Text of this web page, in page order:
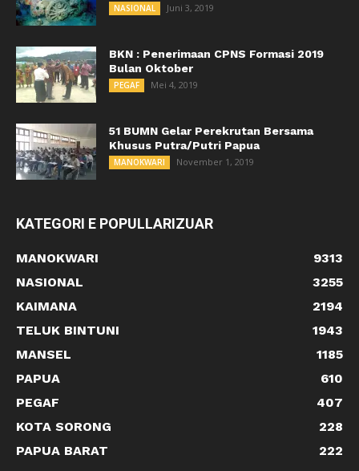
NASIONAL Juni 3, 2019
BKN : Penerimaan CPNS Formasi 2019
Bulan Oktober
PEGAF Mei 4, 2019
51 BUMN Gelar Perekrutan Bersama
Khusus Putra/Putri Papua
MANOKWARI November 1, 2019
KATEGORI E POPULLARIZUAR
MANOKWARI
9313
NASIONAL
3255
KAIMANA
2194
TELUK BINTUNI
1943
MANSEL
1185
PAPUA
610
PEGAF
407
KOTA SORONG
228
PAPUA BARAT
222